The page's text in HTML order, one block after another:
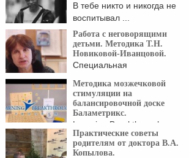
В тебе никто и никогда не
воспитывал ...
Работа с неговорящими
детьми. Методика Т.Н.
Новиковой-Иванцовой.
Специальная
школа-детский сад V вида ...
Методика мозжечковой
стимуляции на
балансировочной доске
Баламетрикс.
Learning Breakthrough
Program — Balametrics В
наш организм ...
Практические советы
родителям от доктора В.А.
Копылова.